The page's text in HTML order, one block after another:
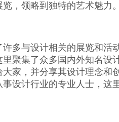
，领略到独特的艺术魅力
多与设计相关的展览和活
聚集了众多国内外知名设
家，并分享其设计理念和
设计行业的专业人士，这